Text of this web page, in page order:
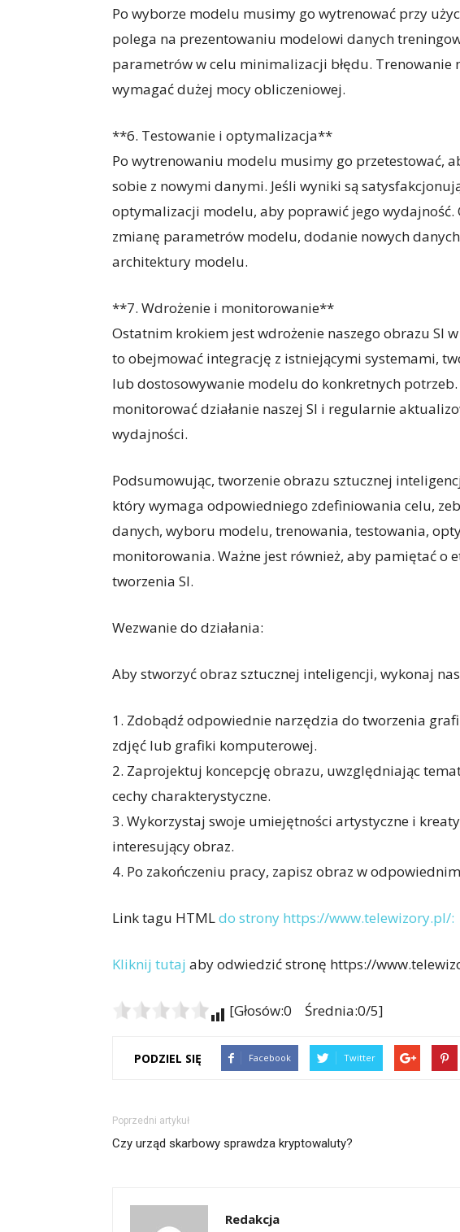
Po wyborze modelu musimy go wytrenować przy
polega na prezentowaniu modelowi danych
parametrów w celu minimalizacji błędu. Trenowanie
wymagać dużej mocy obliczeniowej.
**6. Testowanie i optymalizacja**
Po wytrenowaniu modelu musimy go przetestować,
sobie z nowymi danymi. Jeśli wyniki są
optymalizacji modelu, aby poprawić jego
zmianę parametrów modelu, dodanie nowych
architektury modelu.
**7. Wdrożenie i monitorowanie**
Ostatnim krokiem jest wdrożenie naszego obrazu SI
to obejmować integrację z istniejącymi systemami,
lub dostosowywanie modelu do konkretnych
monitorować działanie naszej SI i regularnie
wydajności.
Podsumowując, tworzenie obrazu sztucznej
który wymaga odpowiedniego zdefiniowania celu,
danych, wyboru modelu, trenowania, testowania,
monitorowania. Ważne jest również, aby pamiętać o
tworzenia SI.
Wezwanie do działania:
Aby stworzyć obraz sztucznej inteligencji, wykonaj
1. Zdobądź odpowiednie narzędzia do tworzenia
zdjęć lub grafiki komputerowej.
2. Zaprojektuj koncepcję obrazu, uwzględniając
cechy charakterystyczne.
3. Wykorzystaj swoje umiejętności artystyczne i
interesujący obraz.
4. Po zakończeniu pracy, zapisz obraz w
Link tagu HTMLdo strony https://www.telewizory.pl/:
Kliknij tutaj aby odwiedzić stronę https://
[Głosów:0 Średnia:0/5]
PODZIEL SIĘ Facebook Twitter
Poprzedni artykuł
Czy urząd skarbowy sprawdza kryptowaluty?
Redakcja